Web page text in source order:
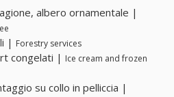
albero ornamentale |
| Forestry services
congelati | Ice cream and frozen
su collo in pelliccia |